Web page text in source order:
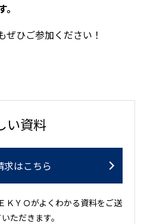
ひご参加ください！
い資料
求はこちら
ＫＹＯがよくわかる資料をご送
ただきます。